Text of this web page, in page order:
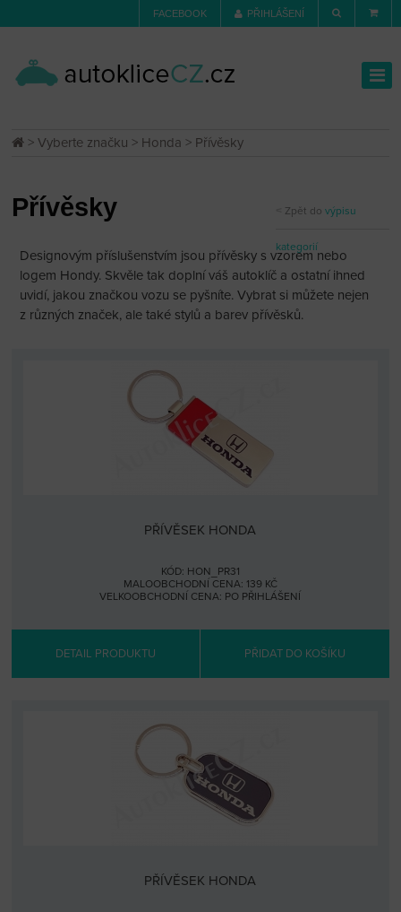
FACEBOOK PŘIHLÁŠENÍ
>Vyberte značku > Honda > Přívěsky
Zpět dovýpisu
kategorií
Přívěsky
Designovým příslušenstvím jsou přívěsky s vzorem nebo
logem Hondy. Skvěle tak doplní váš autoklíč a ostatní ihned
uvidí, jakou značkou vozu se pyšníte. Vybrat si můžete nejen
z různých značek, ale také stylů a barev přívěsků.
PŘÍVĚSEK HONDA
KÓD: HON_PR31
MALOOBCHODNÍ CENA: 139 KČ
VELKOOBCHODNÍ CENA: PO PŘIHLÁŠENÍ
DETAIL PRODUKTU PŘIDAT DO KOŠÍKU
PŘÍVĚSEK HONDA